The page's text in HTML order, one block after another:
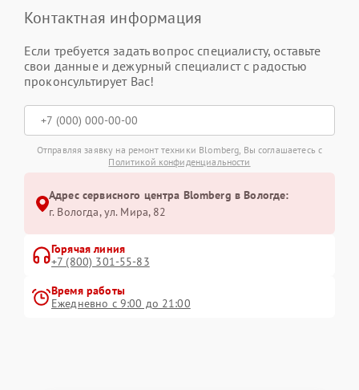
Контактная информация
Если требуется задать вопрос специалисту, оставьте
свои данные и дежурный специалист с радостью
проконсультирует Вас!
Отправляя заявку на ремонт техники Blomberg, Вы соглашаетесь с
Политикой конфиденциальности
Адрес сервисного центра Blomberg в Вологде:
г. Вологда, ул. Мира, 82
Горячая линия
+7 (800) 301-55-83
Время работы
Ежедневно с 9:00 до 21:00